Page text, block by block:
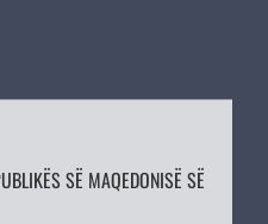
SË MAQEDONISË SË